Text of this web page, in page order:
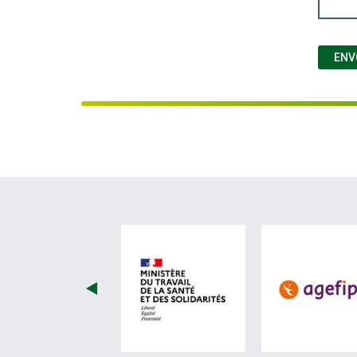
visiter les site de